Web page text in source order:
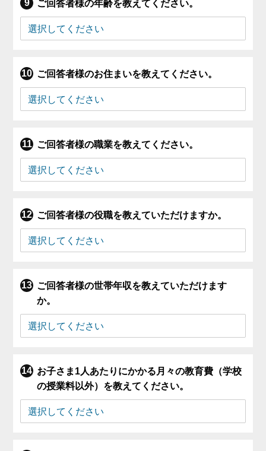
ご回答者様の年齢を教えてください。
ご回答者様のお住まいを教えてください。
ご回答者様の職業を教えてください。
ご回答者様の役職を教えていただけますか。
ご回答者様の世帯年収を教えていただけます
か。
お子さま1人あたりにかかる月々の教育費（学校
の授業料以外）を教えてください。